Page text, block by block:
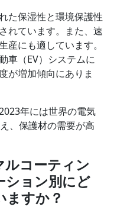
た保湿性と環境保護性
れています。また、速
産にも適しています。
車（EV）システムに
が増加傾向にありま
年には世界の電気
、保護材の需要が高
ルコーティン
ション別にど
ますか？